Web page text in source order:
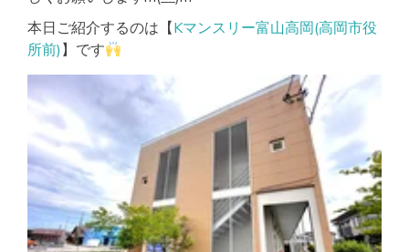
本日ご紹介するのは【Kマンスリー富山高岡(高岡市役
所前) 】です